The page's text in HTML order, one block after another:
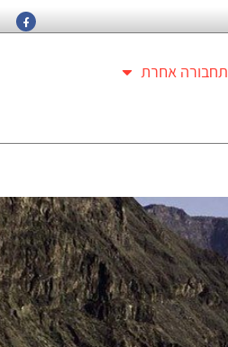
תחבורה אחרת